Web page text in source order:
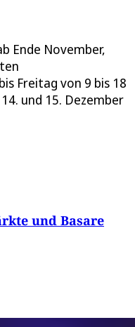
Ende November,
Freitag von 9 bis 18
und 15. Dezember
und Basare